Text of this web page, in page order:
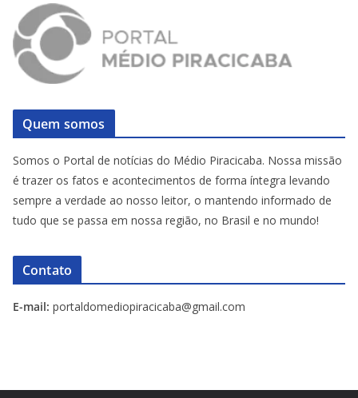
Quem somos
Somos o Portal de notícias do Médio Piracicaba. Nossa missão
é trazer os fatos e acontecimentos de forma íntegra levando
sempre a verdade ao nosso leitor, o mantendo informado de
tudo que se passa em nossa região, no Brasil e no mundo!
Contato
E-mail: portaldomediopiracicaba@gmail.com